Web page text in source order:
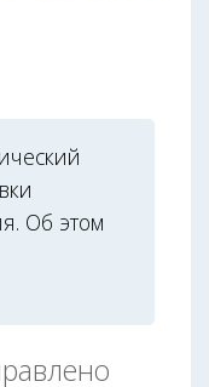
Об этом